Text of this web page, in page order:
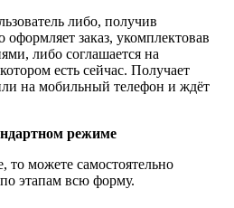
либо, получив
оформляет заказ, укомплектовав
либо соглашается на
есть сейчас. Получает
на мобильный телефон и ждёт
режиме
можете самостоятельно
этапам всю форму.